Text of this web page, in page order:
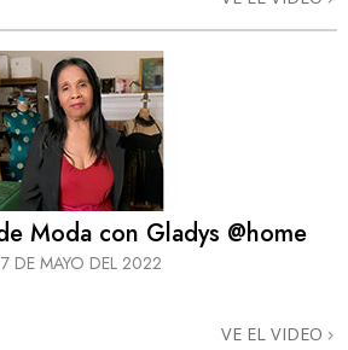
Moda con Gladys @home
DE MAYO DEL 2022
VE EL VIDEO